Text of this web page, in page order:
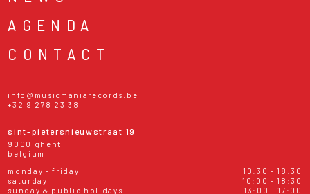
AGENDA
CONTACT
info@musicmaniarecords.be
+32 9 278 23 38
sint-pietersnieuwstraat 19
9000 ghent
belgium
monday - friday
10:30 - 18:30
saturday
10:00 - 18:30
sunday & public holidays
13:00 - 17:00